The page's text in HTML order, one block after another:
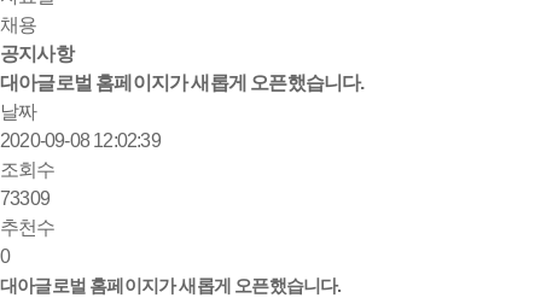
채용
공지사항
대아글로벌 홈페이지가 새롭게 오픈했습니다.
날짜
2020-09-08 12:02:39
조회수
73309
추천수
0
대아글로벌 홈페이지가 새롭게 오픈했습니다.